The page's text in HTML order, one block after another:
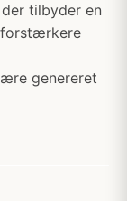
tilbyder en
genereret